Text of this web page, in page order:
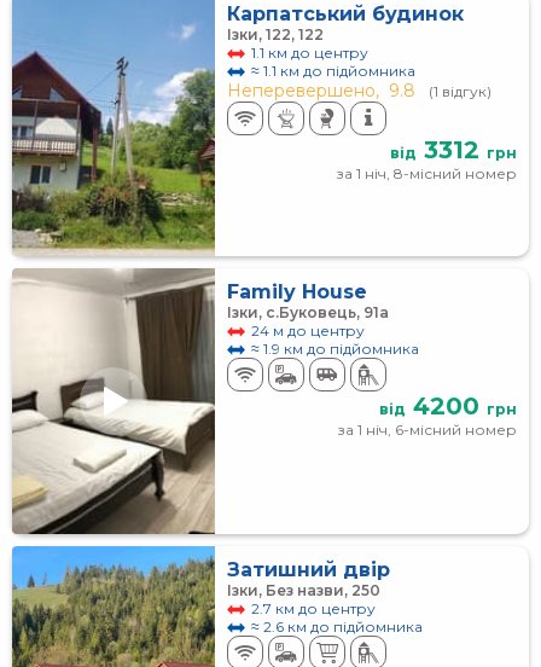
Карпатський будинок
Ізки, 122, 122
1.1 км до центру
≈ 1.1 км до підйомника
Неперевершено, 9.8 (1 відгук)
від 3312 грн
за 1 ніч, 8-місний номер
Family House
Ізки, с.Буковець, 91а
24 м до центру
≈ 1.9 км до підйомника
від 4200 грн
за 1 ніч, 6-місний номер
Затишний двір
Ізки, Без назви, 250
2.7 км до центру
≈ 2.6 км до підйомника